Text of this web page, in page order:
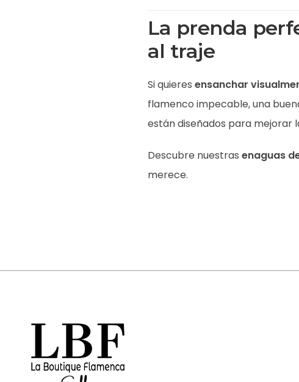
La prenda
al traje
Si quieres ensanchar
flamenco impecable, una
están diseñados para mejorar
Descubre nuestras enaguas
merece.